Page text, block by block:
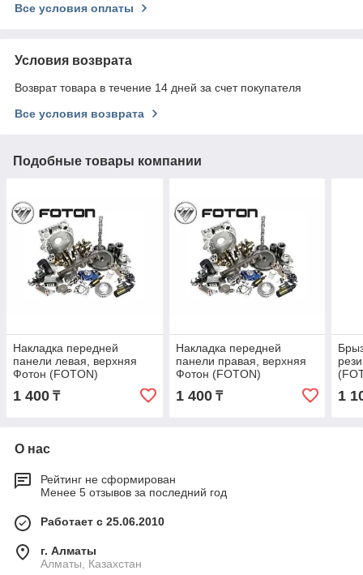
Все условия оплаты
Условия возврата
Возврат товара в течение 14 дней за счет покупателя
Все условия возврата
Подобные товары компании
Накладка передней
панели левая, верхняя
Фотон (FOTON)
1B18053000153
1 400 ₸
Накладка передней
панели правая, верхняя
Фотон (FOTON)
1B18053000154
1 400₸ 1
О нас
Рейтинг не сформирован
Менее 5 отзывов за последний год
Работает с 25.06.2010
г. Алматы
Алматы, Казахстан